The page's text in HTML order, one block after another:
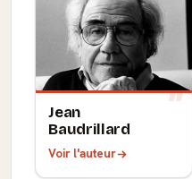
Jean
Baudrillard
Voir l'auteur